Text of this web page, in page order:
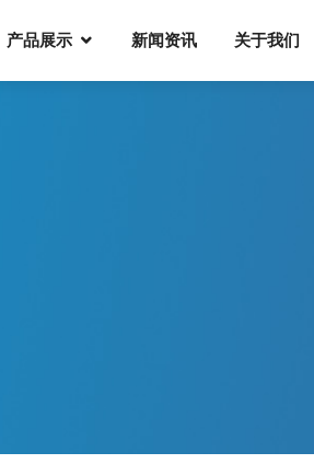
产品展示 新闻资讯 关于我们